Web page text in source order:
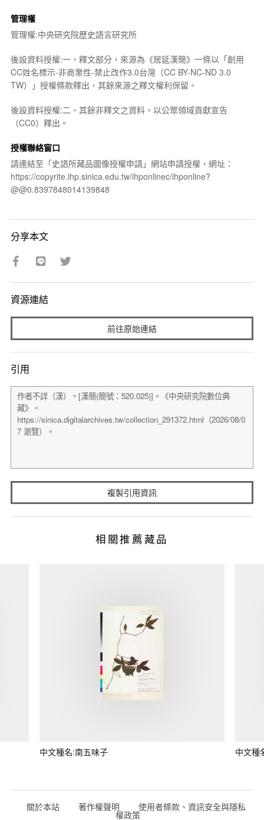
管理權
管理權:中央研究院歷史語言研究所
後設資料授權:一、釋文部分，來源為《居延漢簡》一條以「創用
CC姓名標示-非商業性-禁止改作3.0台灣（CC BY-NC-ND 3.0
TW）」授權條款釋出，其餘來源之釋文權利保留。
後設資料授權:二、其餘非釋文之資料，以公眾領域貢獻宣告
（CC0）釋出。
授權聯絡窗口
請連結至「史語所藏品圖像授權申請」網站申請授權，網址：
https://copyrite.ihp.sinica.edu.tw/ihponlinec/ihponline?
@@0.8397848014139848
分享本文
資源連結
前往原始連結
引用
複製引用資訊
相關推薦藏品
中文種名:南五味子 中文種
關於本站 著作權聲明 使用者條款、資訊安全與隱私
權政策